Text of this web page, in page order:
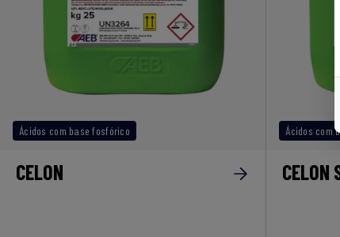
Ácidos com base fosfórico
CELON
Ácidos com
CELON